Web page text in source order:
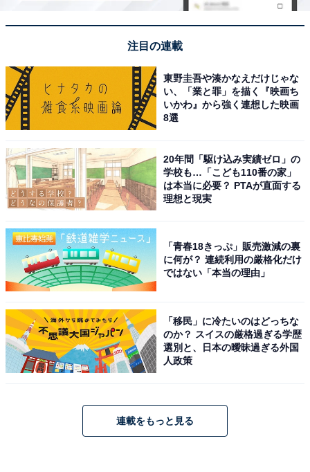
駅前に限れば、富士ガーデンと合わせてある程度の商品はそろいます
また、駅と隣接する形でドラッグストア「ココカラファ
ばすけっと」や、駅東側の「ウェルシア」などを除け
ば、駅周辺に中規模の量販店は少なめの印象です。
注目の連載
東野圭吾や湊かなえだけじゃな
い、「業と罪」を描く『映画ち
いかわ』から強く連想した映画
8選
20年間「駆け込み実績ゼロ」の
学校も…「こども110番の家」
は本当に必要？ PTAが直面する
理想と現実
「青春18きっぷ」販売激減の裏
に何が？ 連続利用の厳格化だけ
ではない「本当の理由」
「移民」に冷たいのはどっちな
のか？ スイスの厳格過ぎる学歴
選別と、日本の曖昧過ぎる外国
人政策
連載をもっと見る